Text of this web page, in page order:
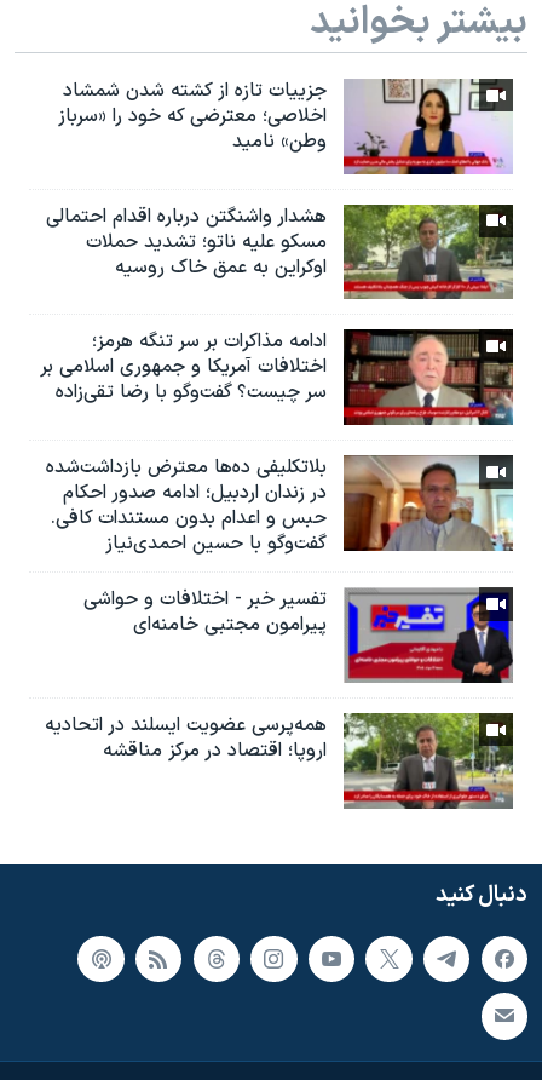
بیشتر بخوانید
جزییات تازه از کشته شدن شمشاد
اخلاصی؛ معترضی که خود را «سرباز
وطن» نامید
هشدار واشنگتن درباره اقدام احتمالی
مسکو علیه ناتو؛ تشدید حملات
اوکراین به عمق خاک روسیه
ادامه مذاکرات بر سر تنگه هرمز؛
اختلافات آمریکا و جمهوری اسلامی بر
سر چیست؟ گفت‌وگو با رضا تقی‌زاده
بلاتکلیفی ده‌ها معترض بازداشت‌شده
در زندان اردبیل؛ ادامه صدور احکام
حبس و اعدام بدون مستندات کافی.
گفت‌وگو با حسین احمدی‌نیاز
تفسیر خبر - اختلافات و حواشی
پیرامون مجتبی خامنه‌ای
همه‌پرسی عضویت ایسلند در اتحادیه
اروپا؛ اقتصاد در مرکز مناقشه
دنبال کنید